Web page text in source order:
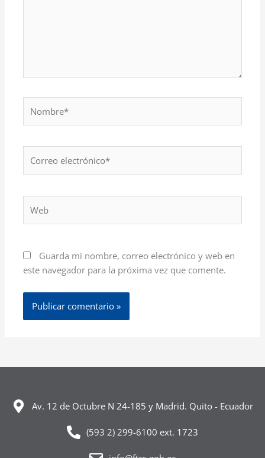
electrónico*
Guarda mi nombre, correo electrónico y web en
este navegador para la próxima vez que comente.
Av. 12 de Octubre N 24-185 y Madrid. Quito - Ecuador
(593 2) 299-6100 ext. 1723